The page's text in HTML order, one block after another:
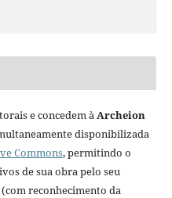
e concedem àArcheion
disponibilizada
Commons, permitindo o
de sua obra pelo seu
reconhecimento da